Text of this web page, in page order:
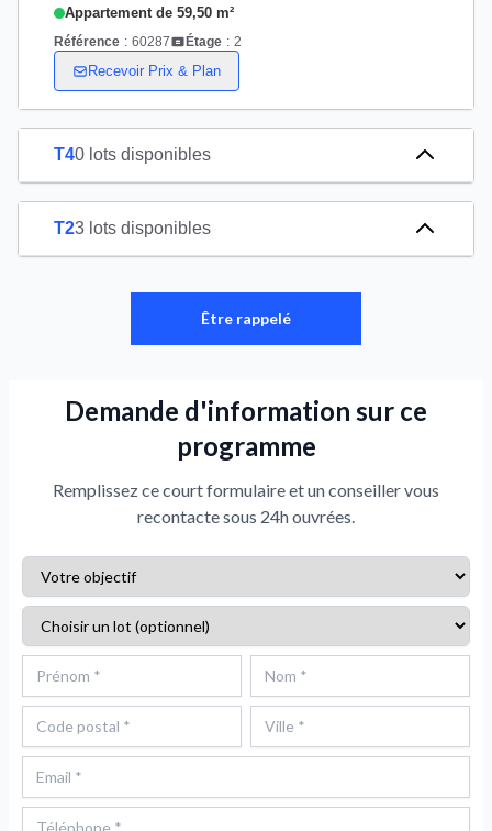
Appartement de 59,50 m²
Référence : 60287 Étage : 2
Recevoir Prix & Plan
T40 lots disponibles
T23 lots disponibles
Être rappelé
Demande d'information sur ce
programme
Remplissez ce court formulaire et un conseiller vous
recontacte sous 24h ouvrées.